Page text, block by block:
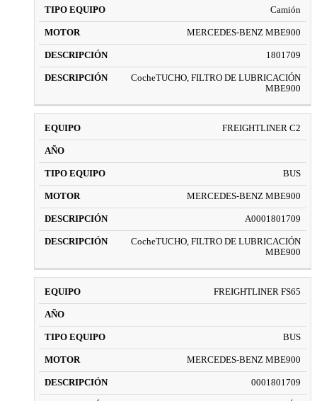
Camión
MERCEDES-BENZ MBE900
1801709
CocheTUCHO, FILTRO DE LUBRICACIÓN
MBE900
FREIGHTLINER C2
BUS
MERCEDES-BENZ MBE900
A0001801709
CocheTUCHO, FILTRO DE LUBRICACIÓN
MBE900
FREIGHTLINER FS65
BUS
MERCEDES-BENZ MBE900
0001801709